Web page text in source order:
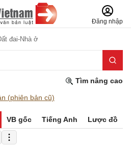
Đăng nhập
đai-Nhà ở
Tìm nâng cao
(phiên bản cũ)
VB gốc Tiếng Anh Lược đồ